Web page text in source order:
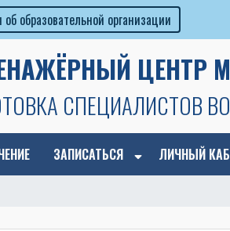
образовательной организации
ЦЕНТР
СПЕЦИАЛИСТОВ
ЗАПИСАТЬСЯ ЛИЧНЫЙ